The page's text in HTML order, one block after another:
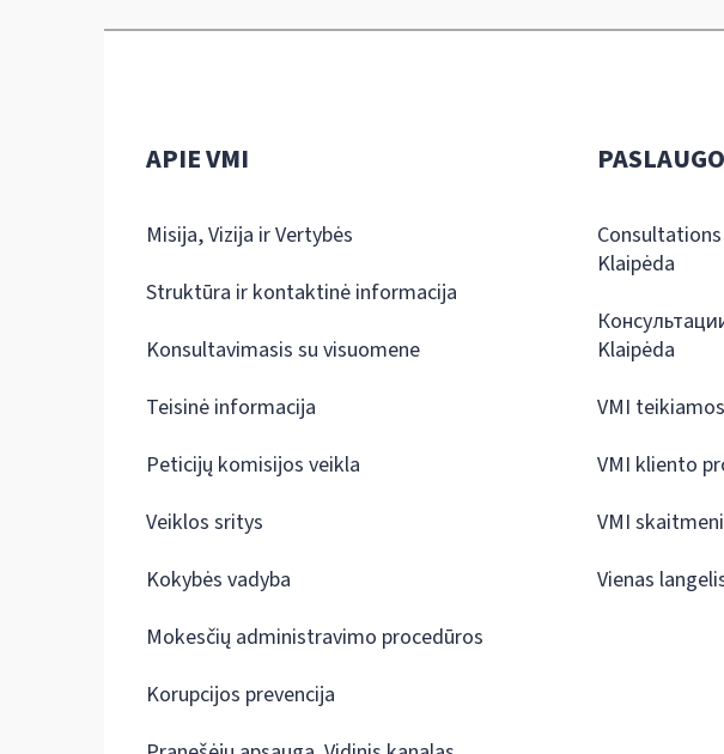
APIE VMI
Misija, Vizija ir Vertybės
Struktūra ir kontaktinė informacija
Konsultavimasis su visuomene
Teisinė informacija
Peticijų komisijos veikla
Veiklos sritys
Kokybės vadyba
Mokesčių administravimo procedūros
Korupcijos prevencija
Klaipėda
Klaipėda
VMI
VMI kliento
VMI
Vienas